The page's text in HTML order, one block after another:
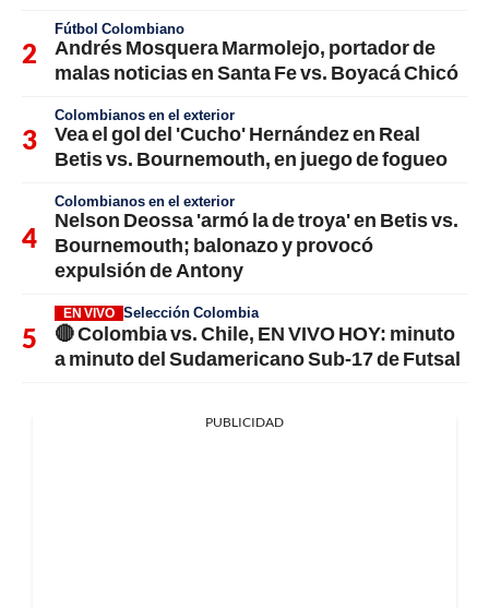
Fútbol Colombiano
Andrés Mosquera Marmolejo, portador de
malas noticias en Santa Fe vs. Boyacá Chicó
Colombianos en el exterior
Vea el gol del 'Cucho' Hernández en Real
Betis vs. Bournemouth, en juego de fogueo
Colombianos en el exterior
Nelson Deossa 'armó la de troya' en Betis vs.
Bournemouth; balonazo y provocó
expulsión de Antony
EN VIVO Selección Colombia
🔴 Colombia vs. Chile, EN VIVO HOY: minuto
a minuto del Sudamericano Sub-17 de Futsal
PUBLICIDAD